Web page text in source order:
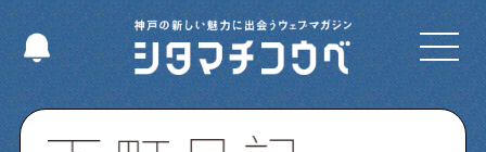
Select Language ▼